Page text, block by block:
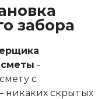
забора
сметы -
с
скрытых